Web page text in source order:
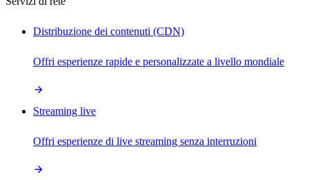
Distribuzione dei contenuti (CDN)
Offri esperienze rapide e personalizzate a livello mondiale
Streaming live
Offri esperienze di live streaming senza interruzioni